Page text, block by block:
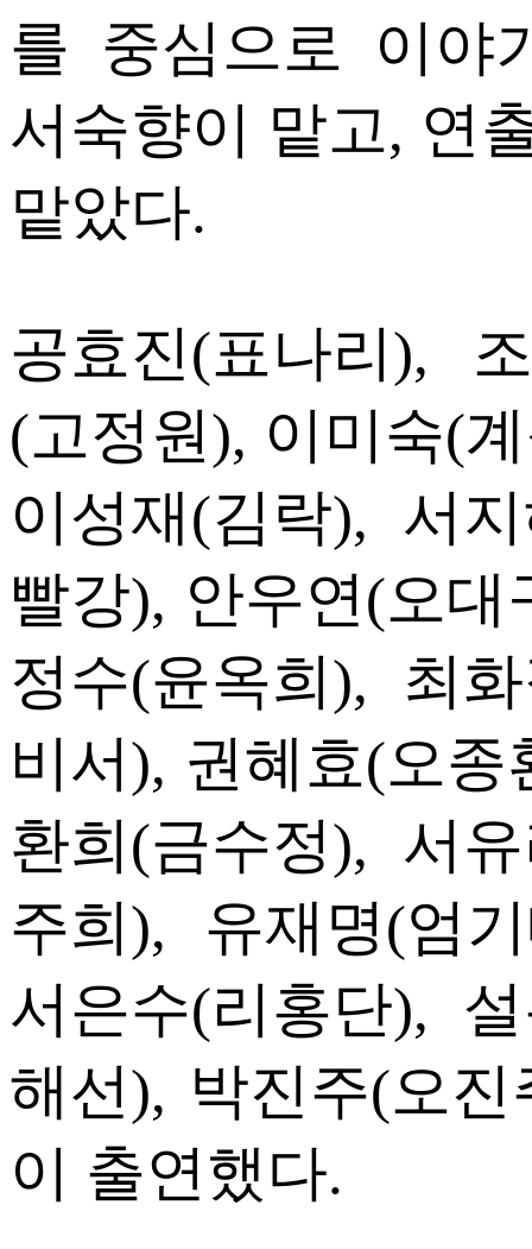
를 중심으로 이야
서숙향이 맡고, 연
맡았다.
공효진(표나리),
(고정원), 이미숙(
이성재(김락), 서
빨강), 안우연(오
정수(윤옥희), 최
비서), 권혜효(오
환희(금수정), 서
주희), 유재명(엄
서은수(리홍단),
해선), 박진주(오
이 출연했다.